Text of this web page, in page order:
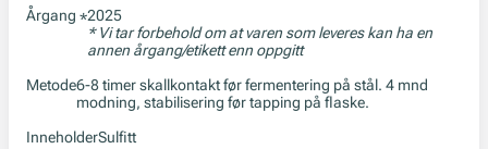
Årgang *2025
* Vi tar forbehold om at varen som leveres kan ha en
annen årgang/etikett enn oppgitt
Metode6-8 timer skallkontakt før fermentering på stål. 4 mnd
modning, stabilisering før tapping på flaske.
InneholderSulfitt